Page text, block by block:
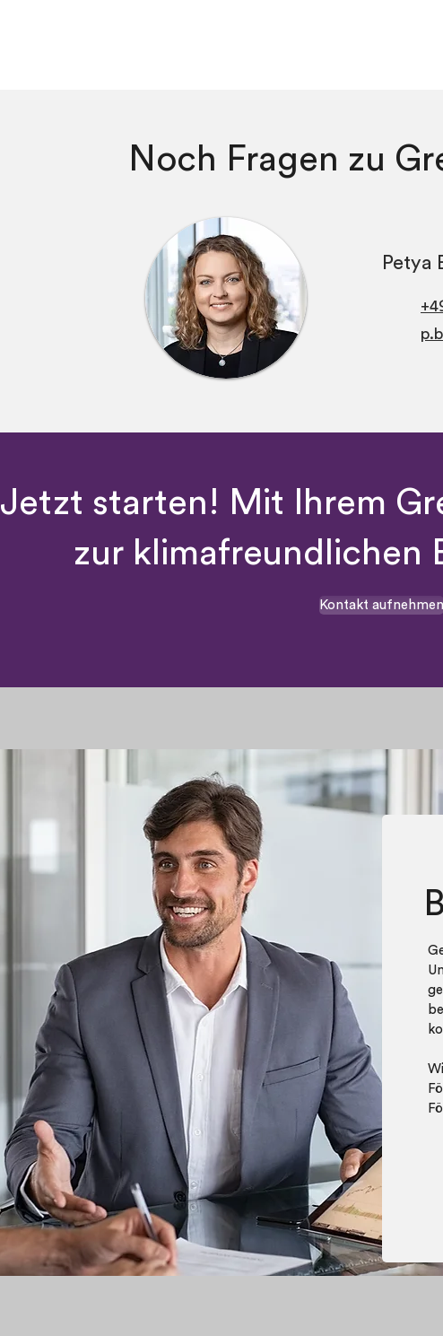
Noch Fragen zu
Petya
Jetzt starten! Mit Ihrem
zur klimafreundlichen
Kontakt aufnehmen